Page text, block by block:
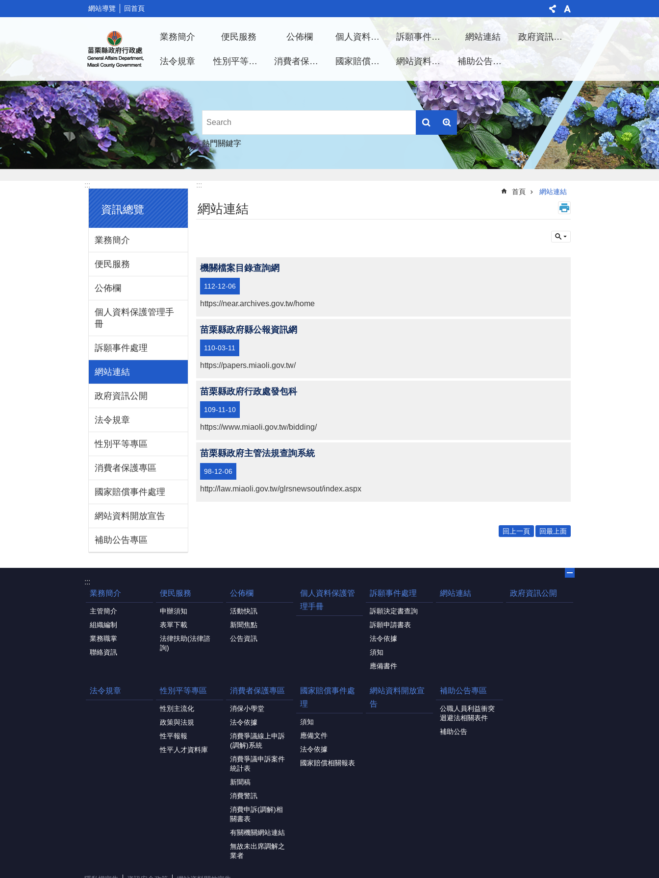
:::
網站導覽 回首頁
業務簡介 便民服務 公佈欄 個人資料保護管理手冊 訴願事件處理 網站連結 政府資訊公開
法令規章 性別平等專區 消費者保護專區 國家賠償事件處理 網站資料開放宣告 補助公告專區
熱門關鍵字
:::
資訊總覽
業務簡介
便民服務
公佈欄
個人資料保護管理手
冊
訴願事件處理
網站連結
政府資訊公開
法令規章
性別平等專區
消費者保護專區
國家賠償事件處理
網站資料開放宣告
補助公告專區
:::
首頁 網站連結
網站連結
機關檔案目錄查詢網
112-12-06
https://near.archives.gov.tw/home
苗栗縣政府縣公報資訊網
110-03-11
https://papers.miaoli.gov.tw/
苗栗縣政府行政處發包科
109-11-10
https://www.miaoli.gov.tw/bidding/
苗栗縣政府主管法規查詢系統
98-12-06
http://law.miaoli.gov.tw/glrsnewsout/index.aspx
回上一頁 回最上面
:::
業務簡介
主管簡介
組織編制
業務職掌
聯絡資訊
便民服務
申辦須知
表單下載
法律扶助(法律諮
詢)
公佈欄
活動快訊
新聞焦點
公告資訊
個人資料保護管
理手冊
訴願事件處理
訴願決定書查詢
訴願申請書表
法令依據
須知
應備書件
網站連結 政府資訊公開
法令規章 性別平等專區
性別主流化
政策與法規
性平報報
性平人才資料庫
消費者保護專區
消保小學堂
法令依據
消費爭議線上申訴
(調解)系統
消費爭議申訴案件
統計表
新聞稿
消費警訊
消費申訴(調解)相
關書表
有關機關網站連結
無故未出席調解之
業者
國家賠償事件處
理
須知
應備文件
法令依據
國家賠償相關報表
網站資料開放宣
告
補助公告專區
公職人員利益衝突
迴避法相關表件
補助公告